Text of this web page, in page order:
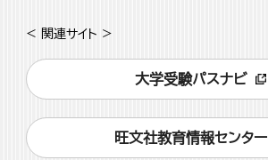
< 関連サイト >
大学受験パスナビ
旺文社教育情報センター